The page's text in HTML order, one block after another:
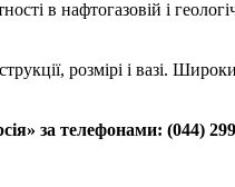
в нафтогазовій і
розмірі і вазі.
за телефонами: (044)